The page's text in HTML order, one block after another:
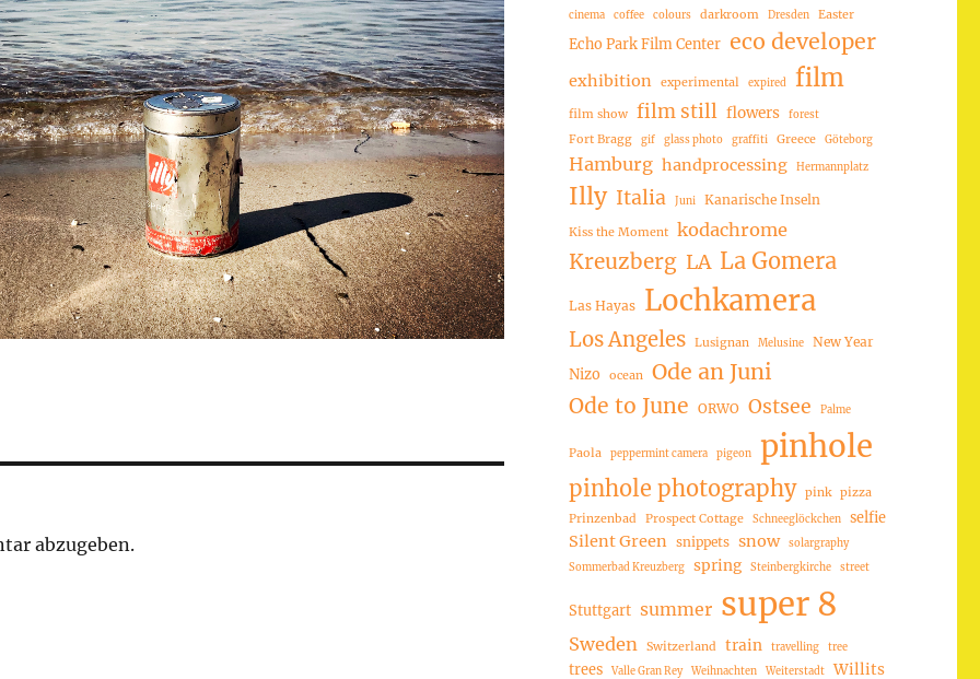
abzugeben.
cinema coffee colours darkroom Dresden Easter
Echo Park Film Center eco developer
exhibition experimental expired film
film show film still flowers forest
Fort Bragg gif glass photo graffiti Greece Göteborg
Hamburg handprocessing Hermannplatz
Illy Italia Juni Kanarische Inseln
Kiss the Moment kodachrome
Kreuzberg LA La Gomera
Las Hayas Lochkamera
Los Angeles Lusignan Melusine New Year
Nizo ocean
Ode an Juni
Ode to June ORWO Ostsee Palme
Paola peppermint camera pigeon pinhole
pinhole photography pink pizza
Prinzenbad
Prospect Cottage Schneeglöckchen selfie
Silent Green snippets snow
solargraphy
Sommerbad Kreuzberg
spring Steinbergkirche street
Stuttgart summer super 8
Sweden Switzerland train travelling tree
trees Valle Gran Rey Weihnachten Weiterstadt Willits